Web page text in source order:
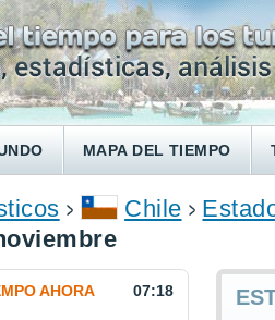
MAPA DEL TIEMPO
HOTEL Chile
AHORA 07:18